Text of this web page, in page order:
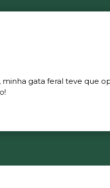
gata feral teve que